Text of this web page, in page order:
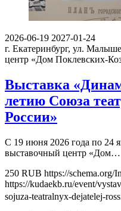
2026-06-19 2027-01-24
г. Екатеринбург, ул.
центр «Дом Поклевских-
Выставка
летию Союза
России»
С 19 июня 2026 года по 24
выставочный центр «Дом…
250 RUB https://schema.org/
https://kudaekb.ru/event/
sojuza-teatralnyx-dejatelej-